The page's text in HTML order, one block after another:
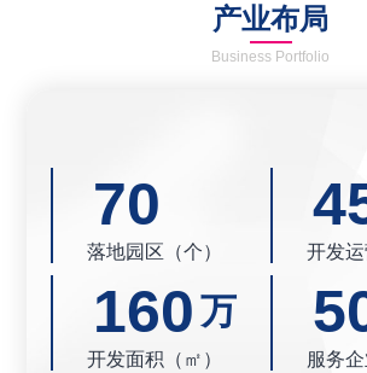
产业布局
Business Portfolio
70
落地园区（个） 开发运
160 万
开发面积（㎡） 服务企